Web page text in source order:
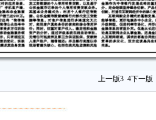
上一版3 4下一版